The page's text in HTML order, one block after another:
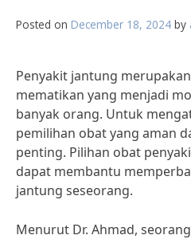
Posted on December 18, 2024 by
Penyakit jantung
mematikan yang menjadi
banyak orang. Untuk
pemilihan obat yang aman
penting. Pilihan obat
dapat membantu
jantung seseorang.
Menurut Dr. Ahmad,